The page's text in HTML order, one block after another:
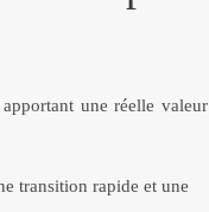
une réelle valeur
transition rapide et une